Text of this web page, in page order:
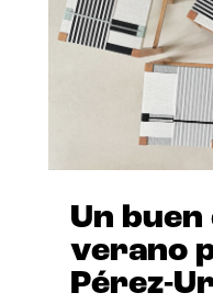
Un buen
verano
Pérez-